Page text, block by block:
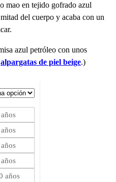
mao en tejido gofrado azul
del cuerpo y acaba con un
azul petróleo con unos
alpargatas de piel beige.)
años